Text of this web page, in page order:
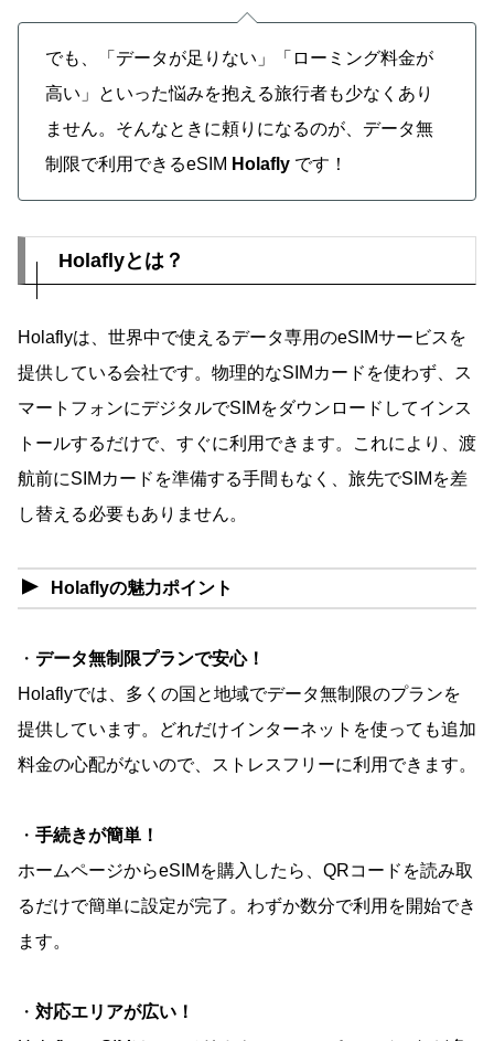
でも、「データが足りない」「ローミング料金が
高い」といった悩みを抱える旅行者も少なくあり
ません。そんなときに頼りになるのが、データ無
制限で利用できるeSIM Holafly です！
Holaflyとは？
Holaflyは、世界中で使えるデータ専用のeSIMサービスを
提供している会社です。物理的なSIMカードを使わず、ス
マートフォンにデジタルでSIMをダウンロードしてインス
トールするだけで、すぐに利用できます。これにより、渡
航前にSIMカードを準備する手間もなく、旅先でSIMを差
し替える必要もありません。
Holaflyの魅力ポイント
・ データ無制限プランで安心！
Holaflyでは、多くの国と地域でデータ無制限のプランを
提供しています。どれだけインターネットを使っても追加
料金の心配がないので、ストレスフリーに利用できます。
・ 手続きが簡単！
ホームページからeSIMを購入したら、QRコードを読み取
るだけで簡単に設定が完了。わずか数分で利用を開始でき
ます。
・ 対応エリアが広い！